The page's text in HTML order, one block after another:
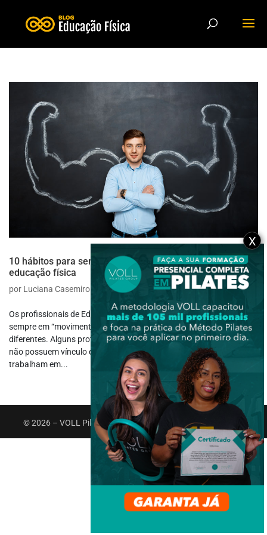
10 hábitos para ser um empreendedor de sucesso na
educação física
por Luciana Casemiro jun 2, 2017| Atuação Profissional,Carreira
Os profissionais de Educação Física são muito ativos e estão
sempre em “movimento”, trabalhando em diversas atividade físicas
diferentes. Alguns profissionais, por atenderem em muitos lugares,
não possuem vínculo empregatício com nenhuma empresa, ou
trabalham em...
© 2026 – VOLL Pilates Group. Todos os direitos reservados.
X